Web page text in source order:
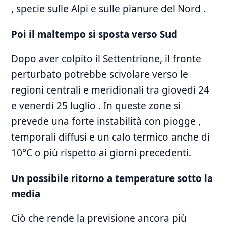
, specie sulle Alpi e sulle pianure del Nord .
Poi il maltempo si sposta verso Sud
Dopo aver colpito il Settentrione, il fronte
perturbato potrebbe scivolare verso le
regioni centrali e meridionali tra giovedì 24
e venerdì 25 luglio . In queste zone si
prevede una forte instabilità con piogge ,
temporali diffusi e un calo termico anche di
10°C o più rispetto ai giorni precedenti.
Un possibile ritorno a temperature sotto la
media
Ciò che rende la previsione ancora più